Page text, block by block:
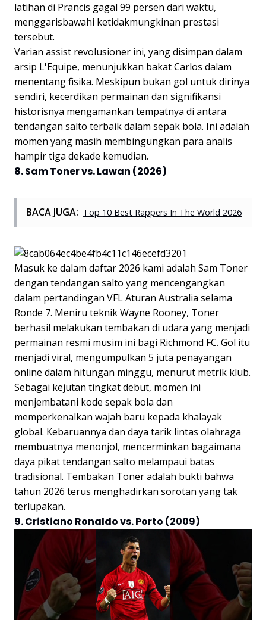
latihan di Prancis gagal 99 persen dari waktu,
menggarisbawahi ketidakmungkinan prestasi
tersebut.
Varian assist revolusioner ini, yang disimpan dalam
arsip L'Equipe, menunjukkan bakat Carlos dalam
menentang fisika. Meskipun bukan gol untuk dirinya
sendiri, kecerdikan permainan dan signifikansi
historisnya mengamankan tempatnya di antara
tendangan salto terbaik dalam sepak bola. Ini adalah
momen yang masih membingungkan para analis
hampir tiga dekade kemudian.
8. Sam Toner vs. Lawan (2026)
BACA JUGA: Top 10 Best Rappers In The World 2026
Masuk ke dalam daftar 2026 kami adalah Sam Toner
dengan tendangan salto yang mencengangkan
dalam pertandingan VFL Aturan Australia selama
Ronde 7. Meniru teknik Wayne Rooney, Toner
berhasil melakukan tembakan di udara yang menjadi
permainan resmi musim ini bagi Richmond FC. Gol itu
menjadi viral, mengumpulkan 5 juta penayangan
online dalam hitungan minggu, menurut metrik klub.
Sebagai kejutan tingkat debut, momen ini
menjembatani kode sepak bola dan
memperkenalkan wajah baru kepada khalayak
global. Kebaruannya dan daya tarik lintas olahraga
membuatnya menonjol, mencerminkan bagaimana
daya pikat tendangan salto melampaui batas
tradisional. Tembakan Toner adalah bukti bahwa
tahun 2026 terus menghadirkan sorotan yang tak
terlupakan.
9. Cristiano Ronaldo vs. Porto (2009)